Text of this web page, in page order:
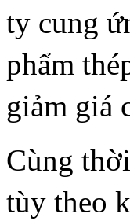
ty cung
phẩm
giảm giá
Cùng
tùy theo